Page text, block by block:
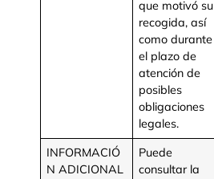
que motivó su
recogida, así
como durante
el plazo de
atención de
posibles
obligaciones
legales.
INFORMACIÓ
N ADICIONAL
Puede
consultar la